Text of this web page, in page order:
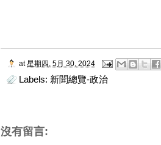
at 星期四, 5月 30, 2024
Labels: 新聞總覽-政治
沒有留言: